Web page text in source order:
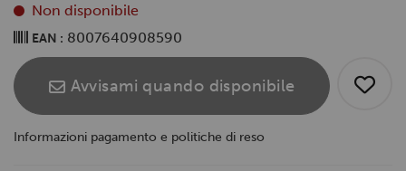
Non disponibile
EAN : 8007640908590
Avvisami quando disponibile
Informazioni pagamento e politiche di reso